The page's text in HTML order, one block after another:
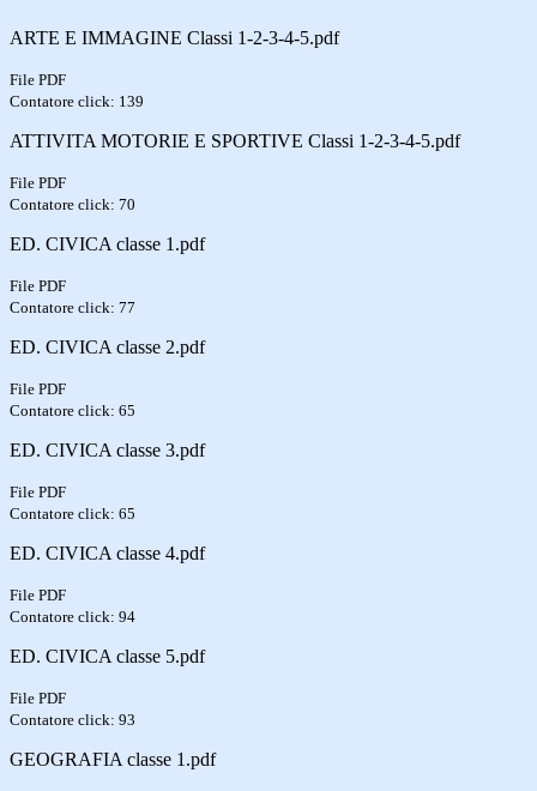
ARTE E IMMAGINE Classi 1-2-3-4-5.pdf
File PDF
Contatore click: 139
ATTIVITA MOTORIE E SPORTIVE Classi 1-2-3-4-5.pdf
File PDF
Contatore click: 70
ED. CIVICA classe 1.pdf
File PDF
Contatore click: 77
ED. CIVICA classe 2.pdf
File PDF
Contatore click: 65
ED. CIVICA classe 3.pdf
File PDF
Contatore click: 65
ED. CIVICA classe 4.pdf
File PDF
Contatore click: 94
ED. CIVICA classe 5.pdf
File PDF
Contatore click: 93
GEOGRAFIA classe 1.pdf